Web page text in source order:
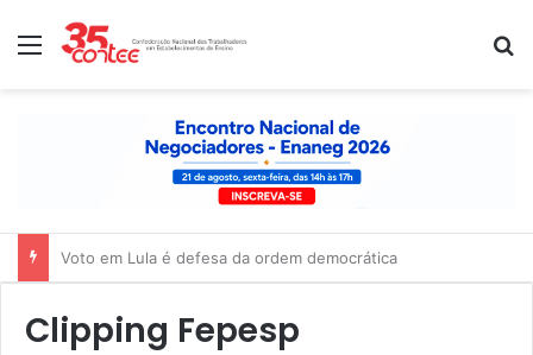
Menu
Nota de solidariedade ao povo venezuelano
Clipping Fepesp